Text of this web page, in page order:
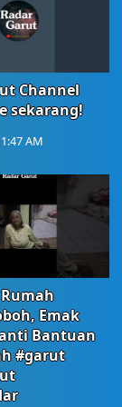
Channel
sekarang!
AM
Emak
Bantuan
#garut